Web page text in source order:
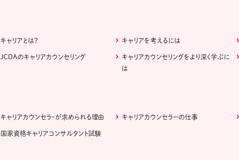
キャリアとは？ キャリアを考えるには
JCDAのキャリアカウンセリング
キャリアカウンセリングをより深く学ぶに
は
キャリアカウンセラｰが求められる理由 キャリアカウンセラーの仕事
国家資格キャリアコンサルタント試験